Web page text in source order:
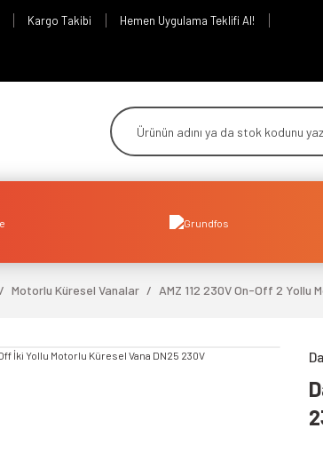
Kargo Takibi Hemen Uygulama Teklifi Al!
Motorlu Küresel Vanalar AMZ 112 230V On-Off 2 Yollu